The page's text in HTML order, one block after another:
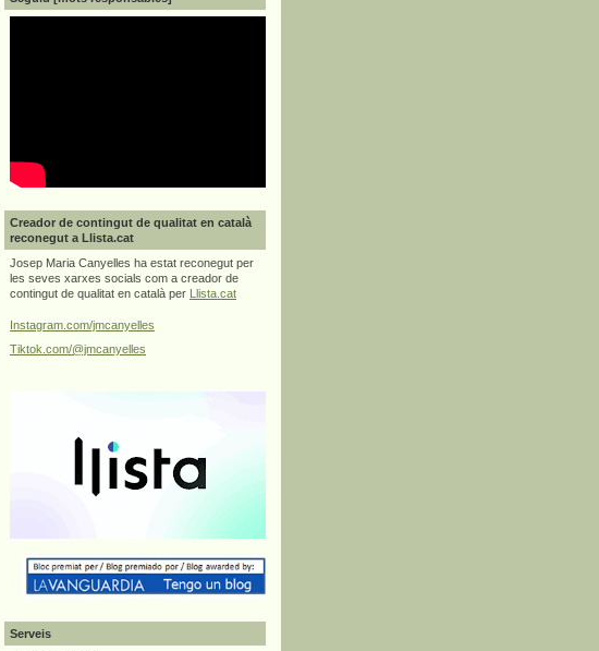
Creador de contingut de qualitat en català
reconegut a Llista.cat
Josep Maria Canyelles ha estat reconegut per
les seves xarxes socials com a creador de
contingut de qualitat en català per
Llista.cat
Instagram.com/jmcanyelles
Tiktok.com/@jmcanyelles
Serveis